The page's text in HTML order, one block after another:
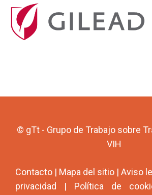
© gTt - Grupo de Trabajo sobre
VIH
Contacto | Mapa del sitio | Aviso
privacidad | Política de